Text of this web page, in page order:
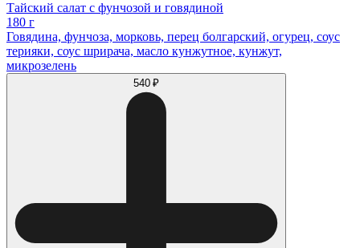
Тайский салат с фунчозой и говядиной
180 г
Говядина, фунчоза, морковь, перец болгарский, огурец, соус
терияки, соус шрирача, масло кунжутное, кунжут,
микрозелень
540 ₽